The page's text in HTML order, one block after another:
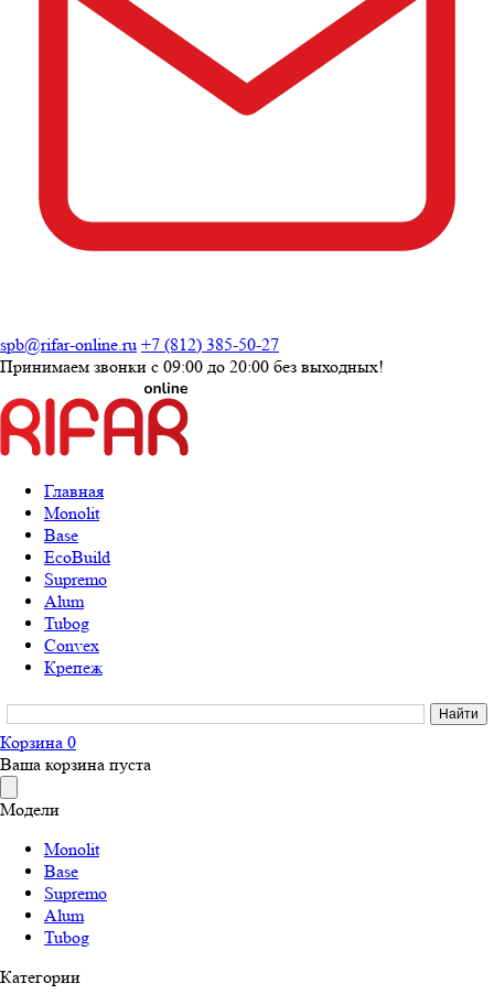
spb@rifar-online.ru +7 (812) 385-50-27
Принимаем звонки с 09:00 до 20:00 без выходных!
Главная
Monolit
Base
EcoBuild
Supremo
Alum
Tubog
Convex
Крепеж
Корзина 0
Ваша корзина пуста
Модели
Monolit
Base
Supremo
Alum
Tubog
Категории